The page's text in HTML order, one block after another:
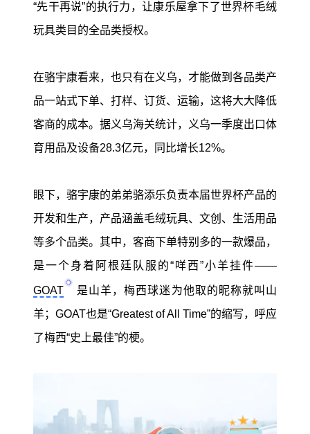
“先干再说”的执行力，让康乐屋拿下了世界杯毛绒
玩具类目的全品类授权。
在骆宇康看来，也只有在义乌，才能做到各品类产
品一站式下单、打样、订货、运输，这将大大降低
客商的成本。据义乌海关统计，义乌一季度出口体
育用品及设备28.3亿元，同比增长12%。
眼下，骆宇康的弟弟骆添乐负责本届世界杯产品的
开发和生产，产品涵盖毛绒玩具、文创、生活用品
等多个品类。其中，客商下单特别多的一款爆品，
是一个身着阿根廷队服的“咩西”小羊挂件——
GOAT
是山羊，梅西球迷为他取的昵称就叫山
羊；GOAT也是“Greatest of All Time”的缩写，呼应
了梅西“史上最佳”的梗。